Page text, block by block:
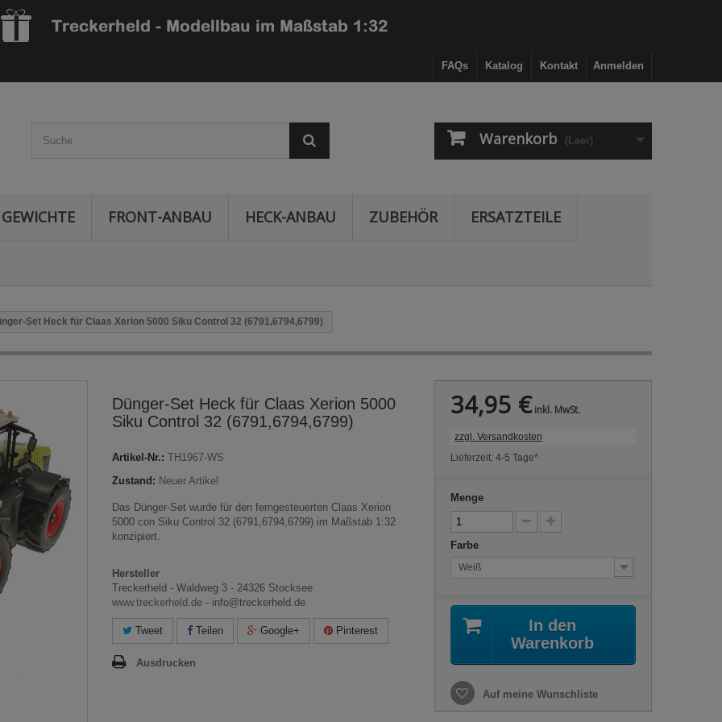
Anmelden
Kontakt
Katalog
FAQs
Warenkorb (Leer)
GEWICHTE FRONT-ANBAU HECK-ANBAU ZUBEHÖR ERSATZTEILE
Set Heck für Claas Xerion 5000 Siku Control 32 (6791,6794,6799)
Dünger-Set Heck für Claas Xerion 5000
Siku Control 32 (6791,6794,6799)
Artikel-Nr.: TH1967-WS
Zustand: Neuer Artikel
Das Dünger-Set wurde für den ferngesteuerten Claas Xerion
5000 con Siku Control 32 (6791,6794,6799) im Maßstab 1:32
konzipiert.
Hersteller
Treckerheld - Waldweg 3 - 24326 Stocksee
www.treckerheld.de - info@treckerheld.de
Tweet Teilen Google+ Pinterest
Ausdrucken
34,95 €inkl. MwSt.
zzgl. Versandkosten
Lieferzeit: 4-5 Tage*
Menge
Farbe
Weiß
In den
Warenkorb
Auf meine Wunschliste